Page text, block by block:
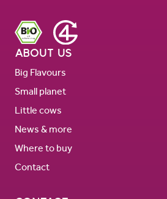
About us
Big Flavours
Small planet
Little cows
News & more
Where to buy
Contact